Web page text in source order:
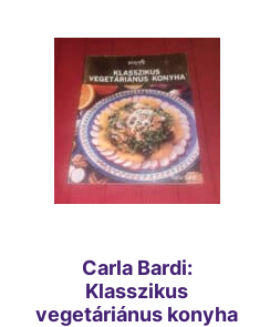
Carla Bardi:
Klasszikus
vegetáriánus konyha